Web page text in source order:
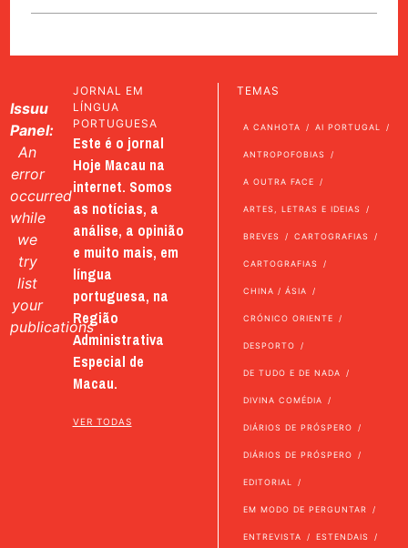
Issuu
Panel:
An
error
occurred
while
we
try
list
your
publications
JORNAL EM
LÍNGUA
PORTUGUESA
Este é o jornal
Hoje Macau na
internet. Somos
as notícias, a
análise, a opinião
e muito mais, em
língua
portuguesa, na
Região
Administrativa
Especial de
Macau.
VER TODAS
TEMAS
A CANHOTA AI PORTUGAL
ANTROPOFOBIAS
A OUTRA FACE
ARTES, LETRAS E IDEIAS
BREVES CARTOGRAFIAS
CARTOGRAFIAS
CHINA / ÁSIA
CRÓNICO ORIENTE
DESPORTO
DE TUDO E DE NADA
DIVINA COMÉDIA
DIÁRIOS DE PRÓSPERO
DIÁRIOS DE PRÓSPERO
EDITORIAL
EM MODO DE PERGUNTAR
ENTREVISTA ESTENDAIS